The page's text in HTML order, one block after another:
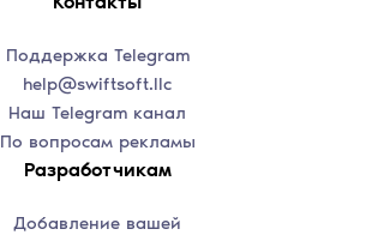
Поддержка Telegram
help@swiftsoft.llc
Наш Telegram канал
По вопросам рекламы
Разработчикам
Добавление вашей